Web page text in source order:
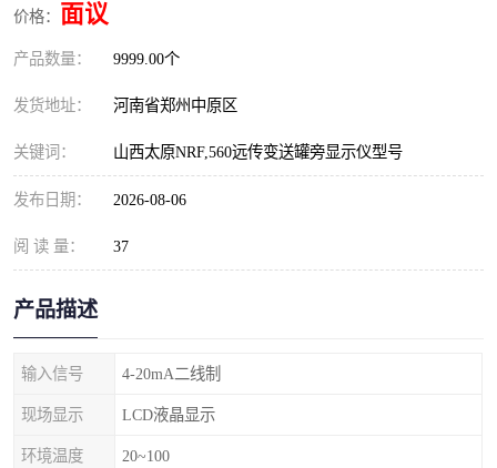
价格： 面议
产品数量： 9999.00个
发货地址： 河南省郑州中原区
关键词： 山西太原NRF,560远传变送罐旁显示仪型号
发布日期： 2026-08-06
阅 读 量： 37
产品描述
输入信号 4-20mA二线制
现场显示 LCD液晶显示
环境温度 20~100